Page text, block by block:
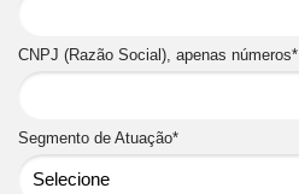
CNPJ (Razão Social), apenas números*
Segmento de Atuação*